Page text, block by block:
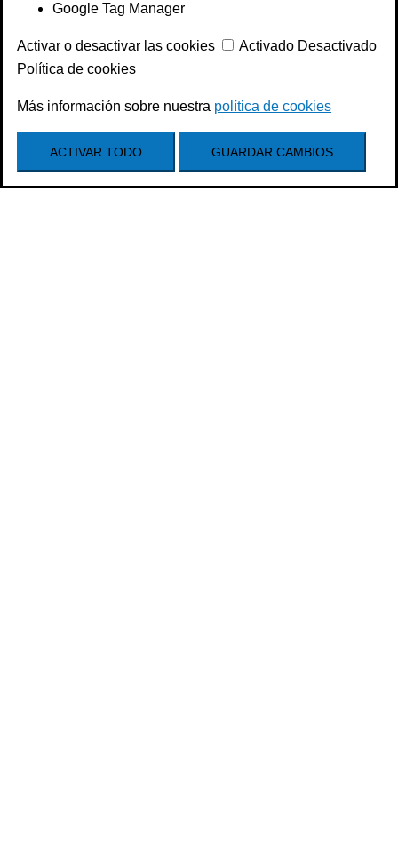
Google Tag Manager
Activar o desactivar las cookies Activado Desactivado
Política de cookies
Más información sobre nuestra política de cookies
ACTIVAR TODO GUARDAR CAMBIOS